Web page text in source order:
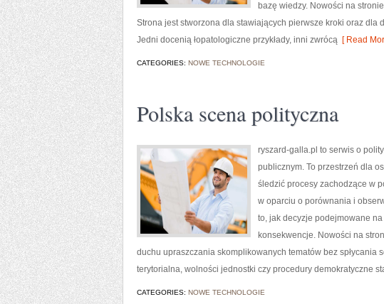
bazę wiedzy. Nowości na
Strona jest stworzona dla stawiających pierwsze kroki oraz
Jedni docenią łopatologiczne przykłady, inni zwrócą [ Read
CATEGORIES: NOWE TECHNOLOGIE
Polska scena polityczna
ryszard-galla.pl to serwis o
publicznym. To przestrzeń dla
śledzić procesy zachodzące w
w oparciu o porównania i
to, jak decyzje podejmowane
konsekwencje. Nowości na
duchu upraszczania skomplikowanych tematów bez spłycania
terytorialna, wolności jednostki czy procedury demokratyczne
CATEGORIES: NOWE TECHNOLOGIE